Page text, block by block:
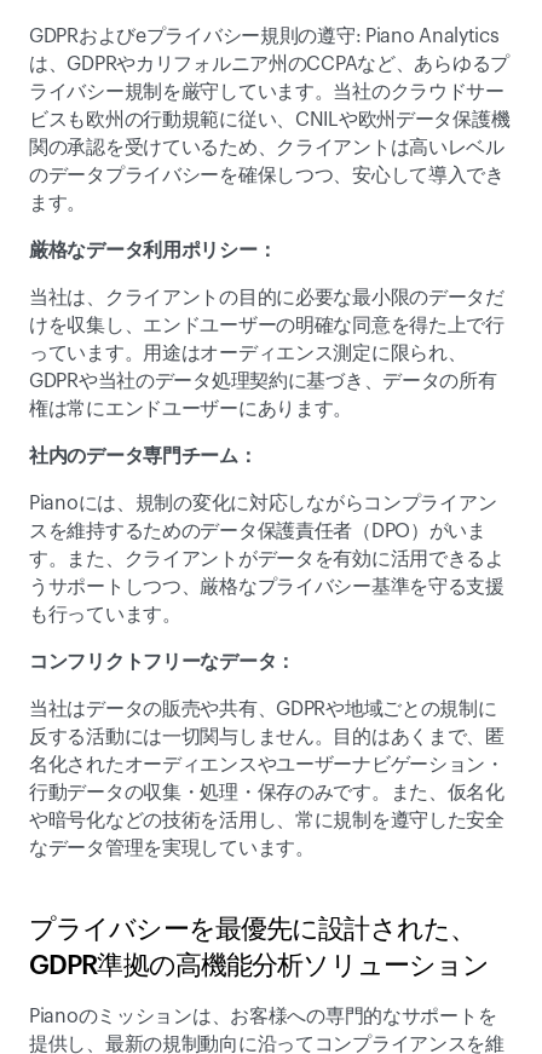
GDPRおよびeプライバシー規則の遵守: Piano Analytics
は、GDPRやカリフォルニア州のCCPAなど、あらゆるプ
ライバシー規制を厳守しています。当社のクラウドサー
ビスも欧州の行動規範に従い、CNILや欧州データ保護機
関の承認を受けているため、クライアントは高いレベル
のデータプライバシーを確保しつつ、安心して導入でき
ます。
厳格なデータ利用ポリシー：
当社は、クライアントの目的に必要な最小限のデータだ
けを収集し、エンドユーザーの明確な同意を得た上で行
っています。用途はオーディエンス測定に限られ、
GDPRや当社のデータ処理契約に基づき、データの所有
権は常にエンドユーザーにあります。
社内のデータ専門チーム：
Pianoには、規制の変化に対応しながらコンプライアン
スを維持するためのデータ保護責任者（DPO）がいま
す。また、クライアントがデータを有効に活用できるよ
うサポートしつつ、厳格なプライバシー基準を守る支援
も行っています。
コンフリクトフリーなデータ：
当社はデータの販売や共有、GDPRや地域ごとの規制に
反する活動には一切関与しません。目的はあくまで、匿
名化されたオーディエンスやユーザーナビゲーション・
行動データの収集・処理・保存のみです。また、仮名化
や暗号化などの技術を活用し、常に規制を遵守した安全
なデータ管理を実現しています。
プライバシーを最優先に設計された、
GDPR準拠の高機能分析ソリューション
Pianoのミッションは、お客様への専門的なサポートを
提供し、最新の規制動向に沿ってコンプライアンスを維